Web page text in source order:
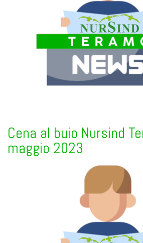
Cena al buio Nursind
maggio 2023